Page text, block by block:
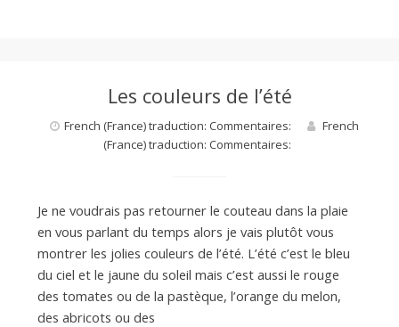
Les couleurs de l’été
French (France) traduction: Commentaires:
French
(France) traduction: Commentaires:
Je ne voudrais pas retourner le couteau dans la plaie
en vous parlant du temps alors je vais plutôt vous
montrer les jolies couleurs de l’été. L’été c’est le bleu
du ciel et le jaune du soleil mais c’est aussi le rouge
des tomates ou de la pastèque, l’orange du melon,
des abricots ou des